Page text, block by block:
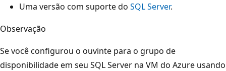
Uma versão com suporte do SQL Server.
Observação
Se você configurou o ouvinte para o grupo de
disponibilidade em seu SQL Server na VM do Azure usando